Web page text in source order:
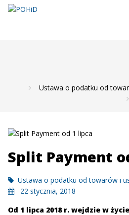
Ustawa o podatku od
Split Payment
Ustawa o podatku od towarów i
22 stycznia, 2018
Od 1 lipca 2018 r. wejdzie w